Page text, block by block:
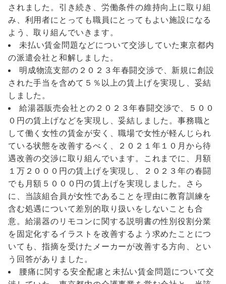
されました。引き続き、労働条件の維持向上に取り組
み、利用者にとっても職員にとってもよい施設になる
よう、取り組んでいきます。
未払い賃金問題などについて交渉していた東京都内
の派遣会社と和解しました。
明成物流支部の２０２３年春闘交渉で、新規に創設
された手当を含めて５％以上の賃上げを実現し、妥結
しました。
給湯器販売会社との２０２３年春闘交渉で、５００
０円の賃上げなどを実現し、妥結しました。事務職と
して働く女性の賃金が安く、職場で女性が軽んじられ
ている状態を改善するべく、２０２１年１０月から待
遇改善の交渉に取り組んでいます。これまでに、月額
１万２０００円の賃上げを実現し、２０２３年の春闘
でも月額５０００円の賃上げを実現しました。さら
に、当該組合員が女性であることを理由に教育訓練を
含む処遇について差別的取り扱いをしないことも合
意。給湯器のリモコンに関する説明書の性別役割分業
を固定化するイラストを改善するよう求めたことにつ
いても、指摘を受けたメーカーが改善する方向、とい
う回答がありました。
腰痛に関する安全配慮と未払い賃金問題について交